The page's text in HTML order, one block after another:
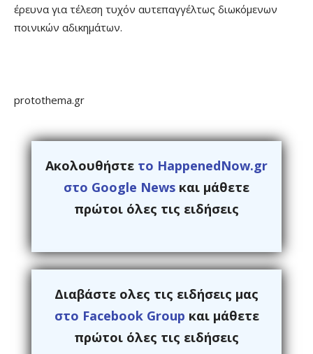
έρευνα για τέλεση τυχόν αυτεπαγγέλτως διωκόμενων
ποινικών αδικημάτων.
protothema.gr
Ακολουθήστε το HappenedNow.gr
στο Google News και μάθετε
πρώτοι όλες τις ειδήσεις
Διαβάστε ολες τις ειδήσεις μας
στο Facebook Group και μάθετε
πρώτοι όλες τις ειδήσεις